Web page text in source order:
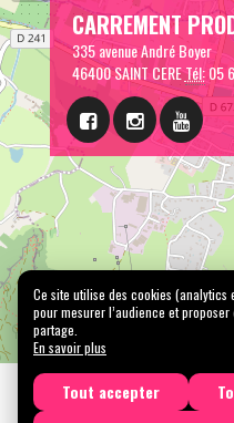
CARREMENT
335 avenue André Boyer
46400 SAINT CERETél:05
Mentions légales
Ce site utilise des cookies (analytics
pour mesurer l’audience et proposer
partage.
En savoir plus
Tout accepter